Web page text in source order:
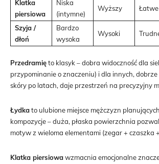
Klatka
piersiowa
Niska
(intymne)
Wyższy Łatwe
Szyja /
dłoń
Bardzo
wysoka
Wysoki
Przedramięto klasyk – dobra widoczność dla
przypominanie o znaczeniu) i dla innych,
skóry po latach, daje przestrzeń na precyzyjny
Łydkato ulubione miejsce mężczyzn
kompozycje – duża, płaska powierzchnia
motyw z wieloma elementami (zegar + czaszka
Klatka piersiowawzmacnia emocjonalne